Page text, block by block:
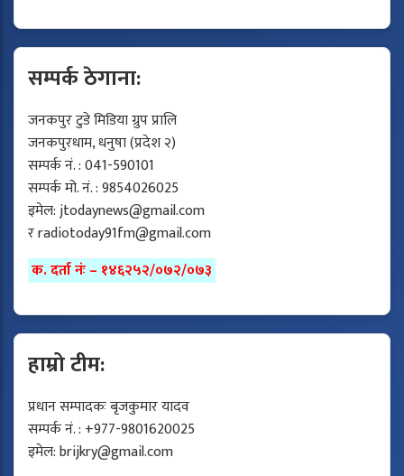
सम्पर्क ठेगाना:
जनकपुर टुडे मिडिया ग्रुप प्रालि
जनकपुरधाम, धनुषा (प्रदेश २)
सम्पर्क नं. : 041-590101
सम्पर्क मो. नं. : 9854026025
इमेल:jtodaynews@gmail.com
रradiotoday91fm@gmail.com
क. दर्ता नंः – १४६२५२/०७२/०७३
हाम्रो टीम:
प्रधान सम्पादकः बृजकुमार यादव
सम्पर्क नं. : +977-9801620025
इमेल:brijkry@gmail.com